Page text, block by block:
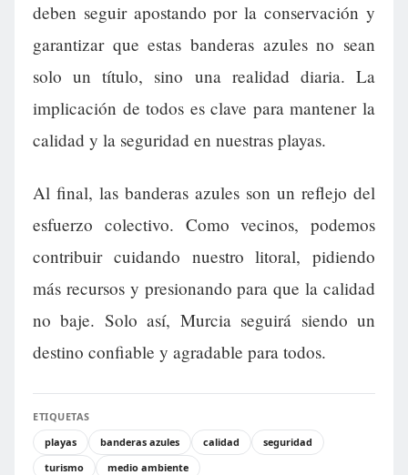
deben seguir apostando por la conservación y
garantizar que estas banderas azules no sean
solo un título, sino una realidad diaria. La
implicación de todos es clave para mantener la
calidad y la seguridad en nuestras playas.
Al final, las banderas azules son un reflejo del
esfuerzo colectivo. Como vecinos, podemos
contribuir cuidando nuestro litoral, pidiendo
más recursos y presionando para que la calidad
no baje. Solo así, Murcia seguirá siendo un
destino confiable y agradable para todos.
ETIQUETAS
playas
banderas azules calidad
seguridad
turismo
medio ambiente